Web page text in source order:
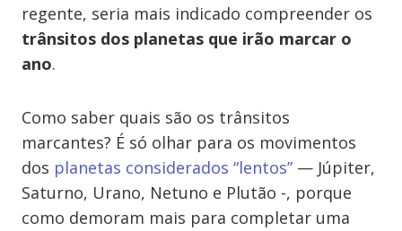
regente, seria mais indicado compreender os
trânsitos dos planetas que irão marcar o
ano.
Como saber quais são os trânsitos
marcantes? É só olhar para os movimentos
dos planetas considerados “lentos” — Júpiter,
Saturno, Urano, Netuno e Plutão -, porque
como demoram mais para completar uma